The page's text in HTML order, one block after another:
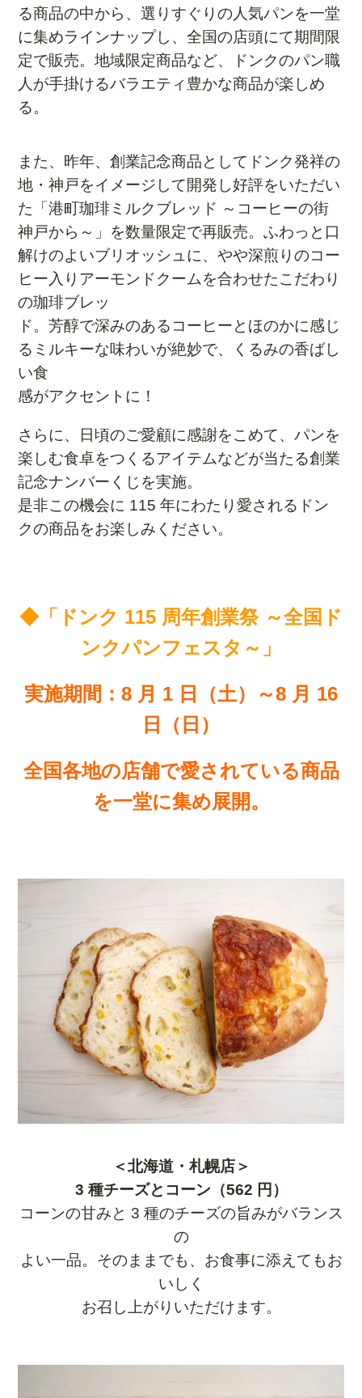
る商品の中から、選りすぐりの人気パンを一堂
に集めラインナップし、全国の店頭にて期間限
定で販売。地域限定商品など、ドンクのパン職
人が手掛けるバラエティ豊かな商品が楽しめ
る。
また、昨年、創業記念商品としてドンク発祥の
地・神戸をイメージして開発し好評をいただい
た「港町珈琲ミルクブレッド ～コーヒーの街
神戸から～」を数量限定で再販売。ふわっと口
解けのよいブリオッシュに、やや深煎りのコー
ヒー入りアーモンドクームを合わせたこだわり
の珈琲ブレッ
ド。芳醇で深みのあるコーヒーとほのかに感じ
るミルキーな味わいが絶妙で、くるみの香ばし
い食
感がアクセントに！
さらに、日頃のご愛顧に感謝をこめて、パンを
楽しむ食卓をつくるアイテムなどが当たる創業
記念ナンバーくじを実施。
是非この機会に 115 年にわたり愛されるドン
クの商品をお楽しみください。
◆「ドンク 115 周年創業祭 ～全国ド
ンクパンフェスタ～」
実施期間：8 月 1 日（土）～8 月 16
日（日）
全国各地の店舗で愛されている商品
を一堂に集め展開。
＜北海道・札幌店＞
3 種チーズとコーン（562 円）
コーンの甘みと 3 種のチーズの旨みがバランス
の
よい一品。そのままでも、お食事に添えてもお
いしく
お召し上がりいただけます。